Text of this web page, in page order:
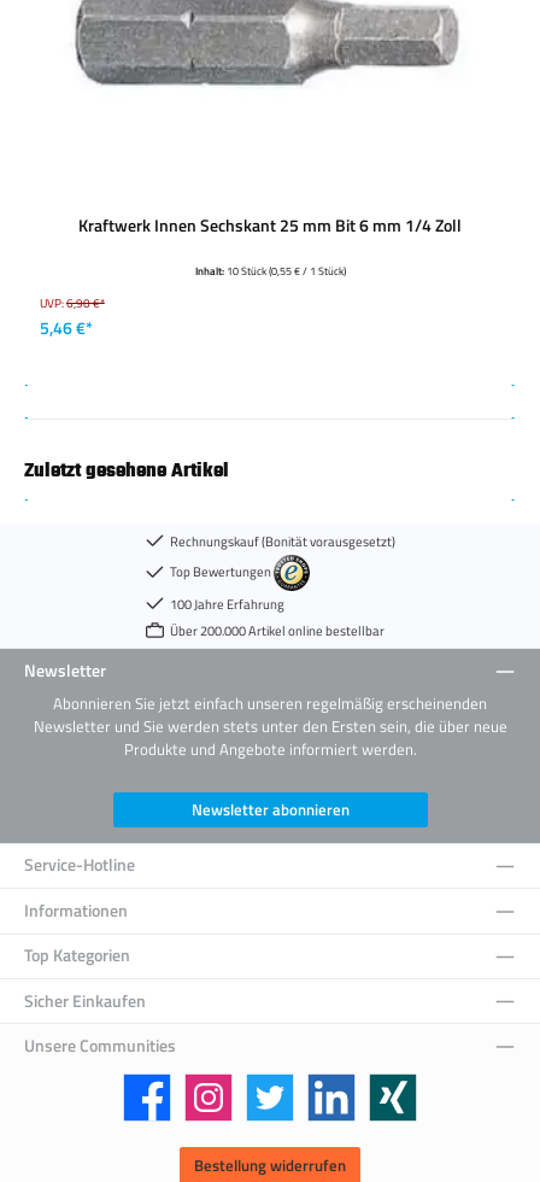
Kraftwerk Innen Sechskant 25 mm Bit 6 mm 1/4 Zoll
Inhalt: 10 Stück(0,55 € / 1 Stück)
UVP:6,90 €*
5,46 €*
Zuletzt gesehene Artikel
Rechnungskauf (Bonität vorausgesetzt)
Top Bewertungen
100 Jahre Erfahrung
Über 200.000 Artikel online bestellbar
Newsletter
Abonnieren Sie jetzt einfach unseren regelmäßig erscheinenden
Newsletter und Sie werden stets unter den Ersten sein, die über neue
Produkte und Angebote informiert werden.
Newsletter abonnieren
Service-Hotline
Informationen
Top Kategorien
Sicher Einkaufen
Unsere Communities
Facebook Instagram Twitter LinkedIn Xing
Bestellung widerrufen